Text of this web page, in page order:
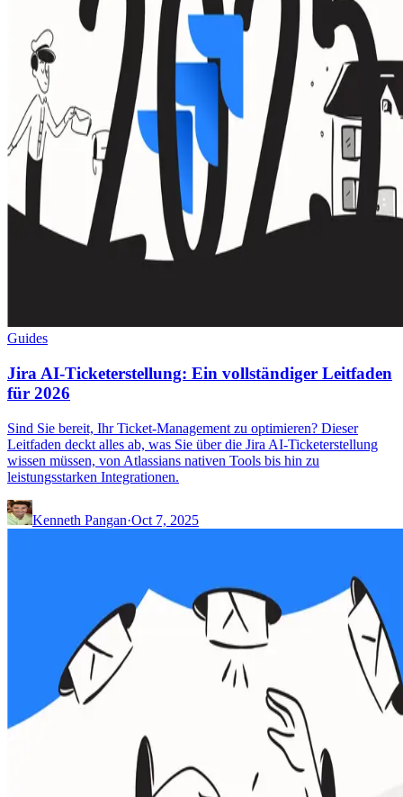
Guides
Jira AI-Ticketerstellung: Ein vollständiger Leitfaden
für 2026
Sind Sie bereit, Ihr Ticket-Management zu optimieren? Dieser
Leitfaden deckt alles ab, was Sie über die Jira AI-Ticketerstellung
wissen müssen, von Atlassians nativen Tools bis hin zu
leistungsstarken Integrationen.
Kenneth Pangan·Oct 7, 2025